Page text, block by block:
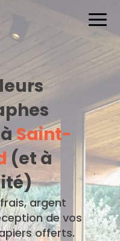
àSaint-
(et à
argent
de vos
offerts.